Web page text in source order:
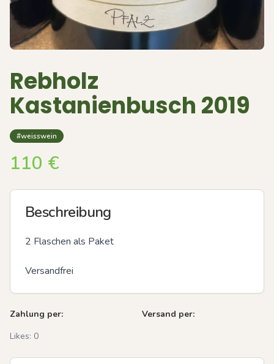
Rebholz
Kastanienbusch 2019
#weisswein
110 €
Beschreibung
2 Flaschen als Paket
Versandfrei
Zahlung per:
Versand per:
Likes: 0